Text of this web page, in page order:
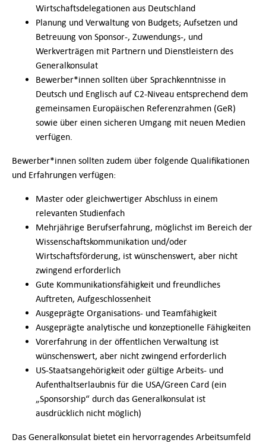
Wirtschaftsdelegationen aus Deutschland
Planung und Verwaltung von Budgets; Aufsetzen und
Betreuung von Sponsor-, Zuwendungs-, und
Werkverträgen mit Partnern und Dienstleistern des
Generalkonsulat
Bewerber*innen sollten über Sprachkenntnisse in
Deutsch und Englisch auf C2-Niveau entsprechend dem
gemeinsamen Europäischen Referenzrahmen (GeR)
sowie über einen sicheren Umgang mit neuen Medien
verfügen.
Bewerber*innen sollten zudem über folgende Qualifikationen
und Erfahrungen verfügen:
Master oder gleichwertiger Abschluss in einem
relevanten Studienfach
Mehrjährige Berufserfahrung, möglichst im Bereich der
Wissenschaftskommunikation und/oder
Wirtschaftsförderung, ist wünschenswert, aber nicht
zwingend erforderlich
Gute Kommunikationsfähigkeit und freundliches
Auftreten, Aufgeschlossenheit
Ausgeprägte Organisations- und Teamfähigkeit
Ausgeprägte analytische und konzeptionelle Fähigkeiten
Vorerfahrung in der öffentlichen Verwaltung ist
wünschenswert, aber nicht zwingend erforderlich
US-Staatsangehörigkeit oder gültige Arbeits- und
Aufenthaltserlaubnis für die USA/Green Card (ein
„Sponsorship“ durch das Generalkonsulat ist
ausdrücklich nicht möglich)
Das Generalkonsulat bietet ein hervorragendes Arbeitsumfeld